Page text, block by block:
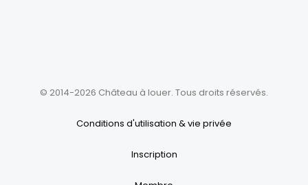
© 2014-2026 Château à louer. Tous droits réservés.
Conditions d'utilisation & vie privée
Inscription